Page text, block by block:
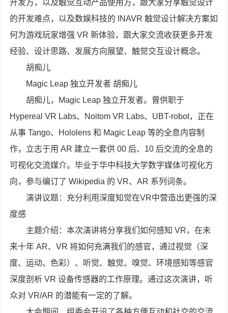
开发方，以及触觉互动产品使用方，跟大家分享触觉设计
的开发难点，以及数娱科技的 INAVR 触觉设计解决方案如
何为游戏玩家增强 VR 新体验，跟大家交流收获更多开发
经验、设计思路、发展方向展望、触觉交互设计概念。
胡痴儿
Magic Leap 独立开发者 胡痴儿
胡痴儿，Magic Leap 独立开发者。曾供职于
Hypereal VR Labs、Noitom VR Labs、UBT-robot，正在
从事 Tango、Hololens 和 Magic Leap 等的全息内容制
作，立志于用 AR 建立一套供 00 后、10 后交流的全息的
可视化交流媒介。毕业于华中科技大学数字媒体可视化方
向，参与编订了 Wikipedia 的 VR、AR 系列词条。
演讲议题：充分利用深度知觉在VR中营造出更强的深
度感
主题介绍：本次演讲将分享我们如何感知 VR，在未
来十年 AR、VR 将如何充满我们的感官，通过视觉（深
度、运动、色彩）、听觉、触觉、嗅觉、环境感知等感官
深度剖析 VR 设备传感器的工作原理。通过这次演讲，听
众对 VR/AR 的潜能有一定的了解。